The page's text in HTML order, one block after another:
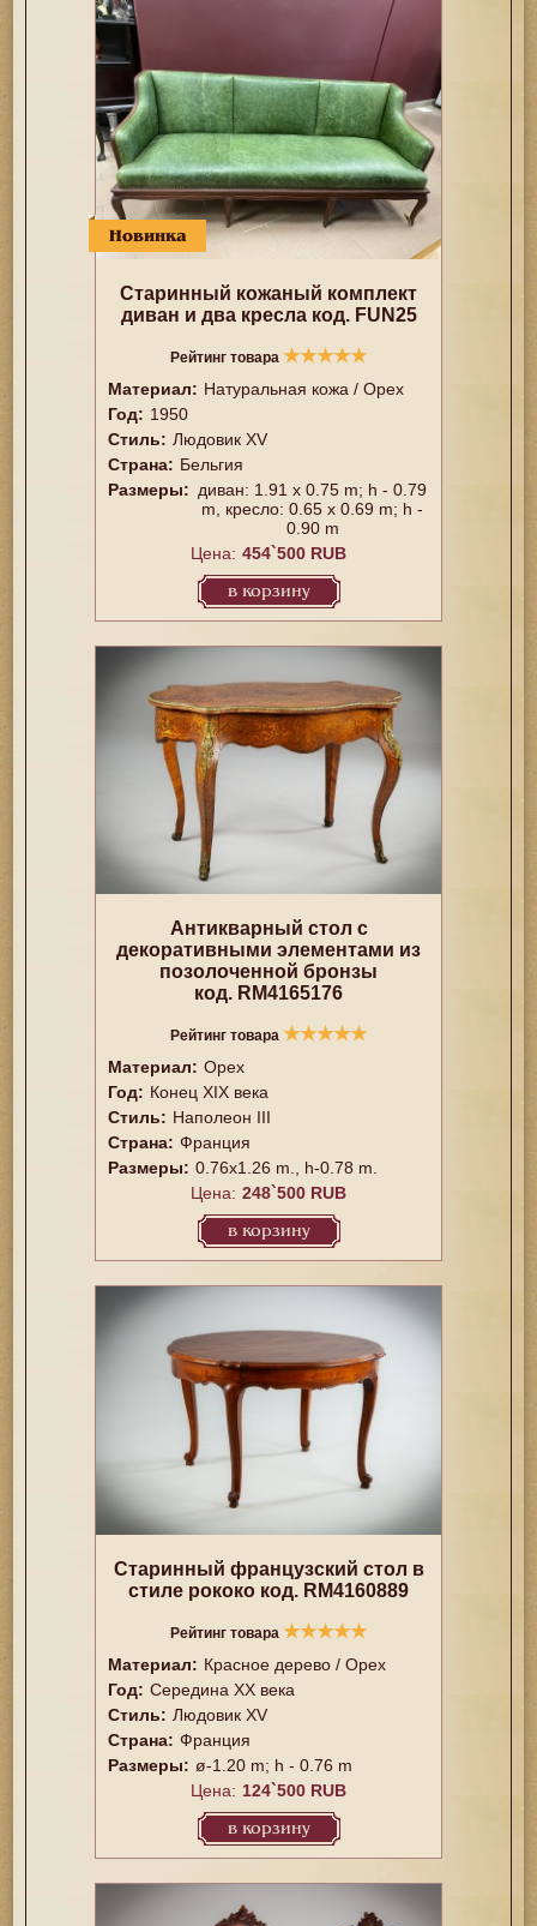
Новинка
Старинный кожаный комплект
диван и два кресла код. FUN25
Рейтинг товара ★★★★★
Материал: Натуральная кожа / Орех
Год: 1950
Стиль: Людовик XV
Страна: Бельгия
Размеры: диван: 1.91 x 0.75 m; h - 0.79
m, кресло: 0.65 x 0.69 m; h -
0.90 m
Цена: 454`500 RUB
в корзину
Антикварный стол с
декоративными элементами из
позолоченной бронзы
код. RM4165176
Рейтинг товара ★★★★★
Материал: Орех
Год: Конец XIX века
Стиль: Наполеон III
Страна: Франция
Размеры: 0.76x1.26 m., h-0.78 m.
Цена: 248`500 RUB
в корзину
Старинный французский стол в
стиле рококо код. RM4160889
Рейтинг товара ★★★★★
Материал: Красное дерево / Орех
Год: Середина XX векa
Стиль: Людовик XV
Страна: Франция
Размеры: ø-1.20 m; h - 0.76 m
Цена: 124`500 RUB
в корзину